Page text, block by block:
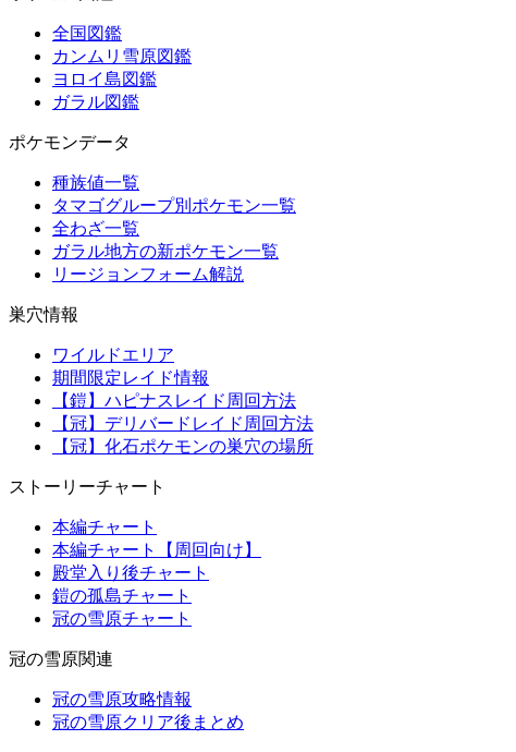
全国図鑑
カンムリ雪原図鑑
ヨロイ島図鑑
ガラル図鑑
ポケモンデータ
種族値一覧
タマゴグループ別ポケモン一覧
全わざ一覧
ガラル地方の新ポケモン一覧
リージョンフォーム解説
巣穴情報
ワイルドエリア
期間限定レイド情報
【鎧】ハピナスレイド周回方法
【冠】デリバードレイド周回方法
【冠】化石ポケモンの巣穴の場所
ストーリーチャート
本編チャート
本編チャート【周回向け】
殿堂入り後チャート
鎧の孤島チャート
冠の雪原チャート
冠の雪原関連
冠の雪原攻略情報
冠の雪原クリア後まとめ